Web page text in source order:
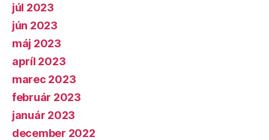
júl 2023
jún 2023
máj 2023
apríl 2023
marec 2023
február 2023
január 2023
december 2022